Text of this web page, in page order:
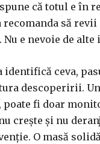
că totul e în
să revii
e nevoie de
identifică ceva,
descoperirii.
poate fi doar
crește și nu
O masă